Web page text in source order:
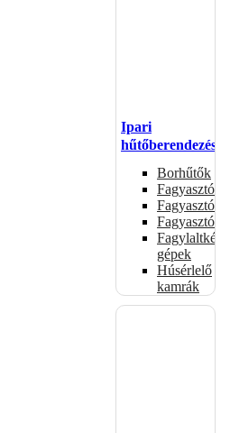
Ipari
hűtőberendezések
Borhűtők
gépek
Húsérlelő
kamrák